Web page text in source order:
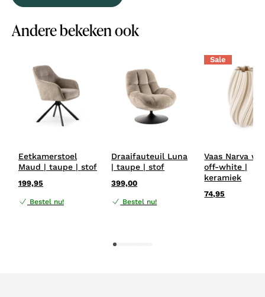
Andere bekeken ook
Eetkamerstoel
Maud | taupe | stof
199,95
Bestel nu!
Draaifauteuil Luna
| taupe | stof
399,00
Bestel nu!
Sale
Vaas Narva
off-white |
keramiek
74,95
1